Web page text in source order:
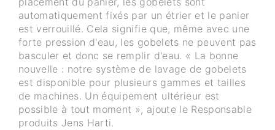
automatiquement fixés par un étrier et le panier
est verrouillé. Cela signifie que, même avec une
forte pression d'eau, les gobelets ne peuvent pas
basculer et donc se remplir d'eau. « La bonne
nouvelle : notre système de lavage de gobelets
est disponible pour plusieurs gammes et tailles
de machines. Un équipement ultérieur est
possible à tout moment », ajoute le Responsable
produits Jens Harti.